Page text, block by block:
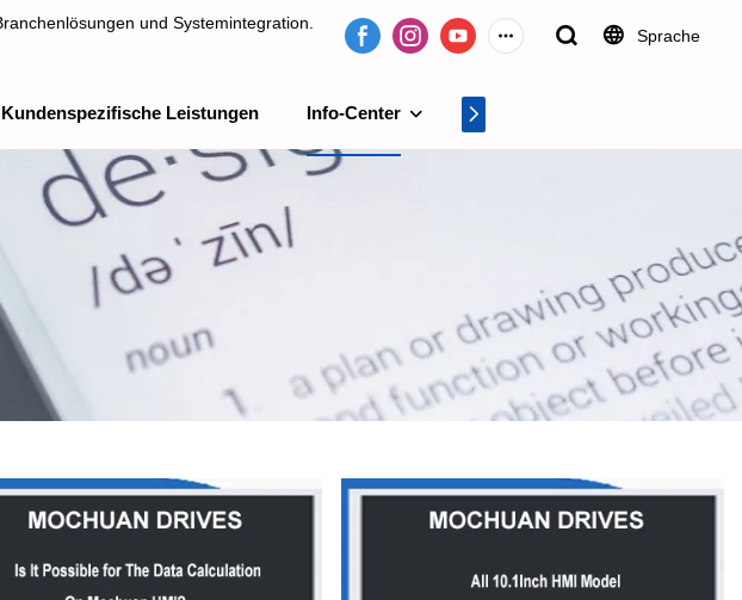
und Systemintegration.
und Systemintegration.
Sprache
Kundenspezifische Leistungen Info-Center Videocenter